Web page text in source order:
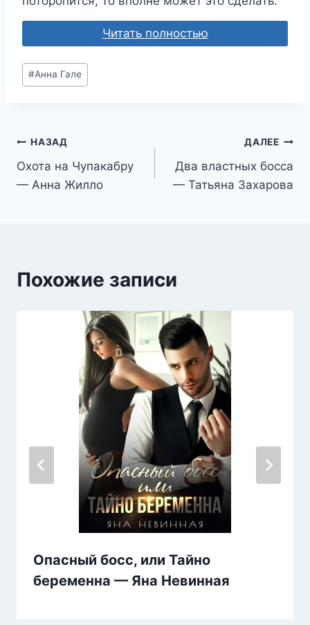
Читать полностью
Метки
записи:
#Анна Гале
Навигация
по
НАЗАД
Охота на Чупакабру
— Анна Жилло
ДАЛЕЕ
Два властных босса
— Татьяна Захарова
Похожие записи
Опасный босс, или Тайно
беременна — Яна Невинная